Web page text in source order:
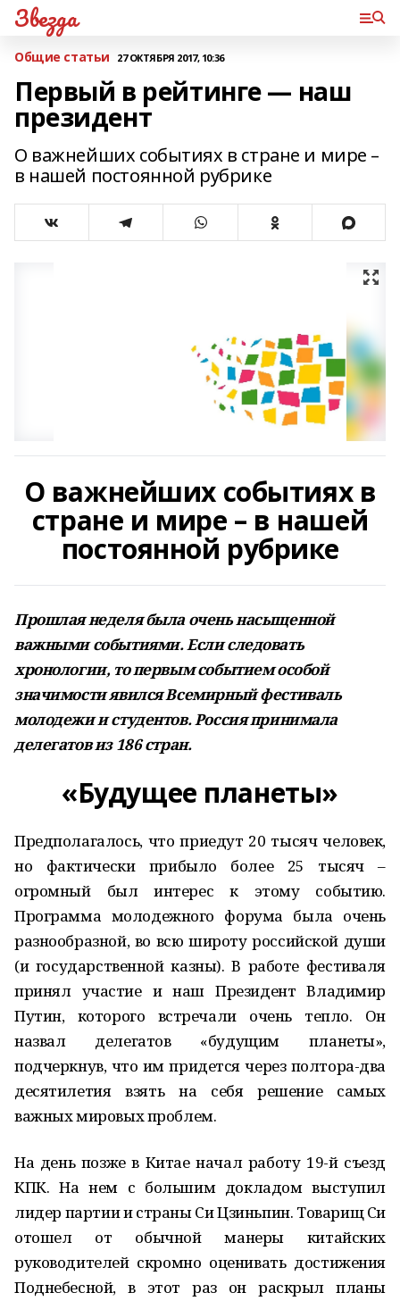
Звезда
Общие статьи 27 ОКТЯБРЯ 2017, 10:36
Первый в рейтинге — наш
президент
О важнейших событиях в стране и мире –
в нашей постоянной рубрике
О важнейших событиях в
стране и мире – в нашей
постоянной рубрике
Прошлая неделя была очень насыщенной
важными событиями. Если следовать
хронологии, то первым событием особой
значимости явился Всемирный фестиваль
молодежи и студентов. Россия принимала
делегатов из 186 стран.
«Будущее планеты»
Предполагалось, что приедут 20 тысяч человек,
но фактически прибыло более 25 тысяч –
огромный был интерес к этому событию.
Программа молодежного форума была очень
разнообразной, во всю широту российской души
(и государственной казны). В работе фестиваля
принял участие и наш Президент Владимир
Путин, которого встречали очень тепло. Он
назвал делегатов «будущим планеты»,
подчеркнув, что им придется через полтора-два
десятилетия взять на себя решение самых
важных мировых проблем.
На день позже в Китае начал работу 19-й съезд
КПК. На нем с большим докладом выступил
лидер партии и страны Си Цзиньпин. Товарищ Си
отошел от обычной манеры китайских
руководителей скромно оценивать достижения
Поднебесной, в этот раз он раскрыл планы